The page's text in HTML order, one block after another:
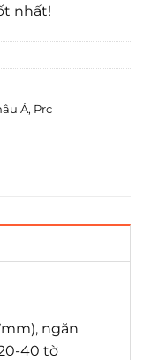
nhất!
Á, Prc
ngăn
40 tờ